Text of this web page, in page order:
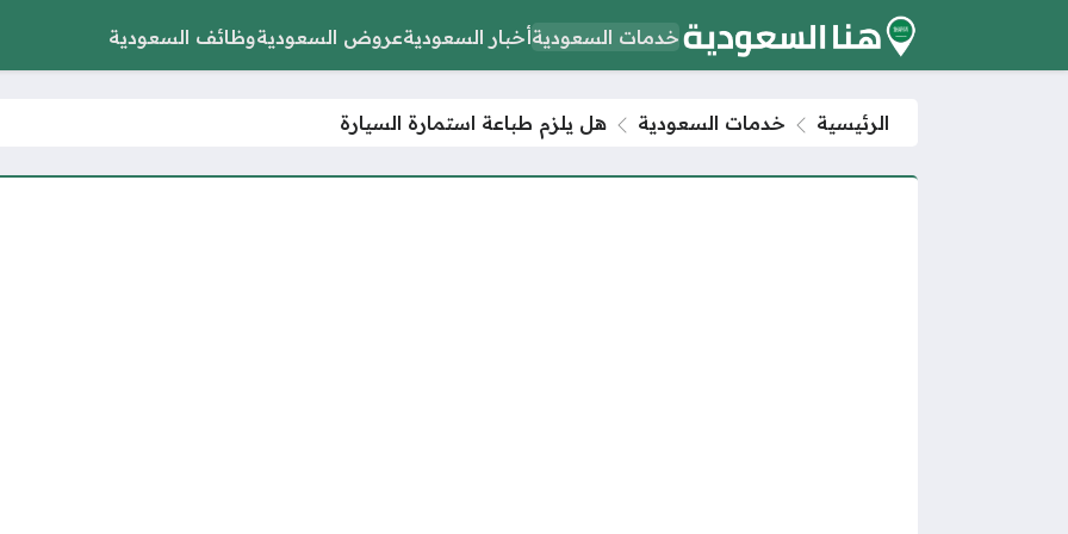
خدمات السعوديةأخبار السعوديةعروض السعوديةوظائف السعودية
الرئيسية خدمات السعودية هل يلزم طباعة استمارة السيارة